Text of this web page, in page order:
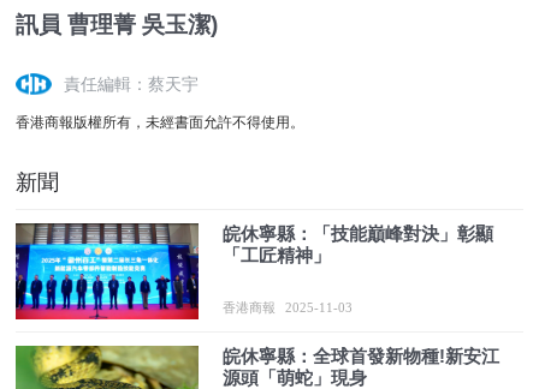
訊員 曹理菁 吳玉潔)
責任編輯：蔡天宇
香港商報版權所有，未經書面允許不得使用。
新聞
皖休寧縣：「技能巔峰對決」彰顯
「工匠精神」
香港商報 2025-11-03
皖休寧縣：全球首發新物種!新安江
源頭「萌蛇」現身